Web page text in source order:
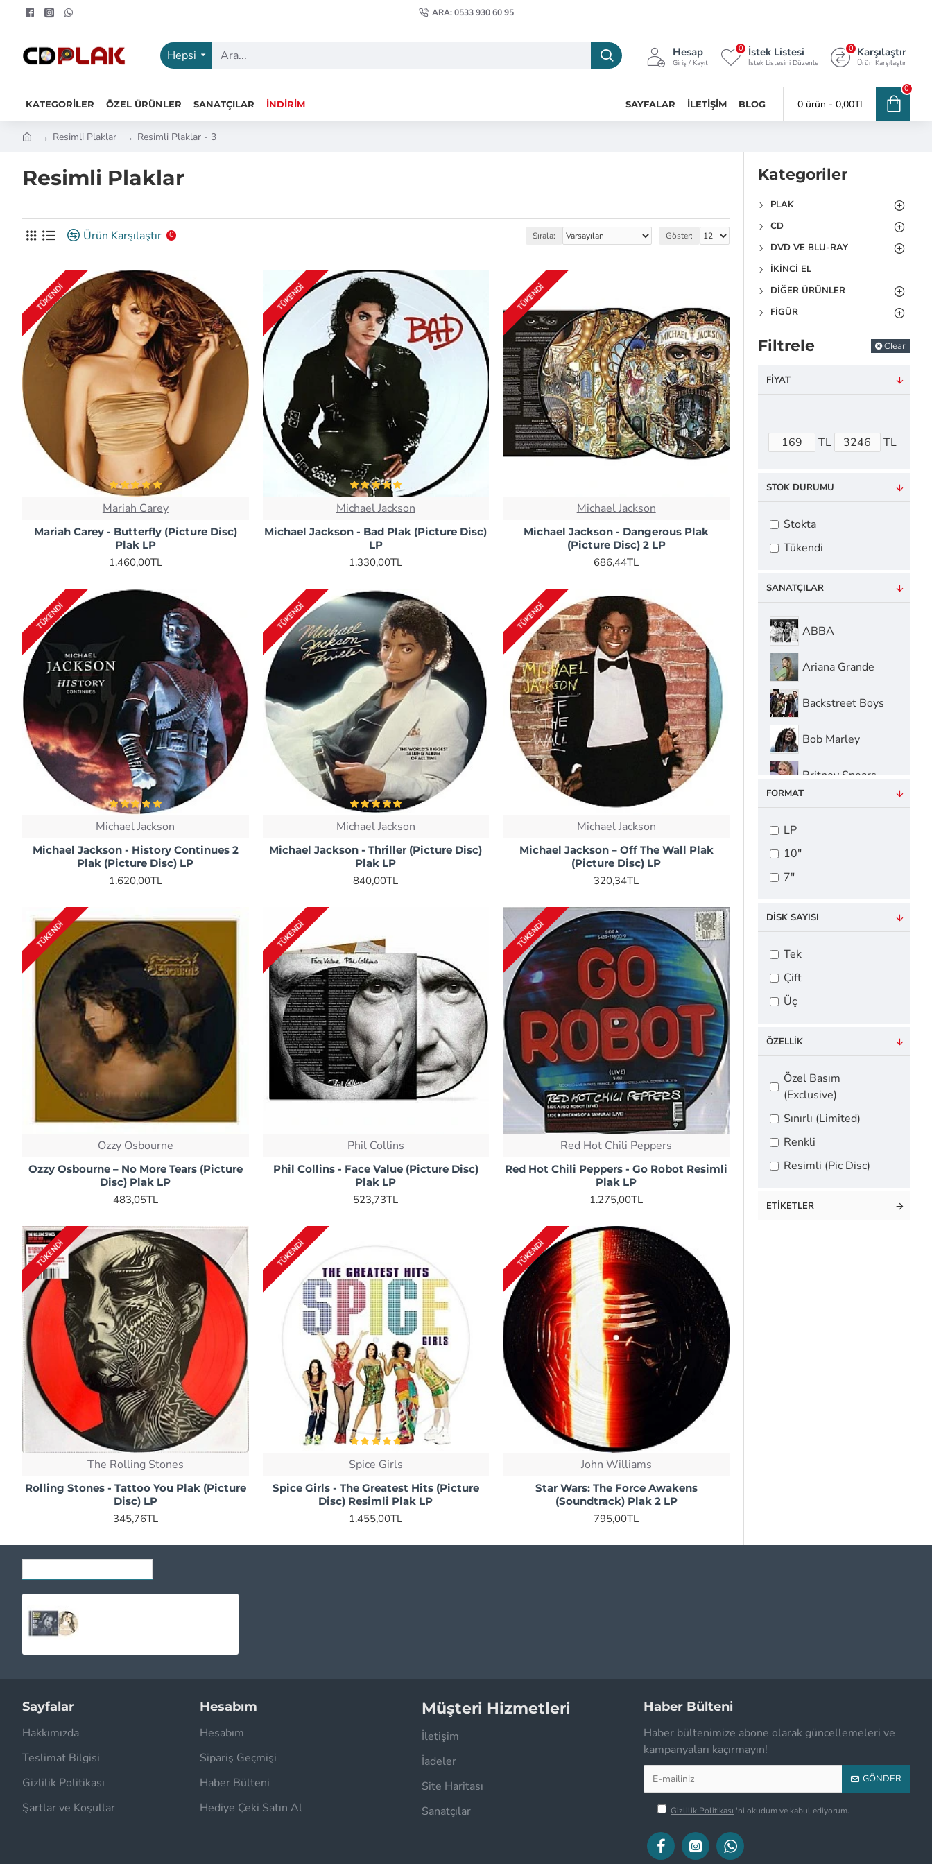
ARA: 0533 930 60 95
Hepsi Hesap
Giriş / Kayıt
İstek Listesi
İstek Listesini Düzenle
0 Karşılaştır
Ürün Karşılaştır
0
KATEGORILER ÖZEL ÜRÜNLER SANATÇILAR İNDIRIM SAYFALAR İLETIŞIM BLOG 0 ürün - 0,00TL
0
Resimli Plaklar Resimli Plaklar - 3
Resimli Plaklar
Ürün Karşılaştır 0 Sırala: Göster:
TÜKENDI
Mariah Carey
Mariah Carey - Butterfly (Picture Disc)
Plak LP
1.460,00TL
TÜKENDI
Michael Jackson
Michael Jackson - Bad Plak (Picture Disc)
LP
1.330,00TL
TÜKENDI
Michael Jackson
Michael Jackson - Dangerous Plak
(Picture Disc) 2 LP
686,44TL
TÜKENDI
Michael Jackson
Michael Jackson - History Continues 2
Plak (Picture Disc) LP
1.620,00TL
TÜKENDI
Michael Jackson
Michael Jackson - Thriller (Picture Disc)
Plak LP
840,00TL
TÜKENDI
Michael Jackson
Michael Jackson ‎– Off The Wall Plak
(Picture Disc) LP
320,34TL
TÜKENDI
Ozzy Osbourne
Ozzy Osbourne – No More Tears (Picture
Disc) Plak LP
483,05TL
TÜKENDI
Phil Collins
Phil Collins - Face Value (Picture Disc)
Plak LP
523,73TL
TÜKENDI
Red Hot Chili Peppers
Red Hot Chili Peppers - Go Robot Resimli
Plak LP
1.275,00TL
TÜKENDI
The Rolling Stones
Rolling Stones - Tattoo You Plak (Picture
Disc) LP
345,76TL
TÜKENDI
Spice Girls
Spice Girls - The Greatest Hits (Picture
Disc) Resimli Plak LP
1.455,00TL
TÜKENDI
John Williams
Star Wars: The Force Awakens
(Soundtrack) Plak 2 LP
795,00TL
Kategoriler
PLAK
CD
DVD VE BLU-RAY
İKINCI EL
DIĞER ÜRÜNLER
FIGÜR
Filtrele Clear
FIYAT
TL TL
SANATÇILAR
ABBA
Ariana Grande
Backstreet Boys
Bob Marley
Britney Spears
Christina
Elton John
Göransson
Mariah Carey
The Cranberries
Tribulation
Various
Trio
FORMAT
LP
10"
7"
DISK SAYISI
Tek
Çift
Üç
ÖZELLIK
Özel Basım
(Exclusive)
Sınırlı (Limited)
Renkli
Resimli (Pic Disc)
ETIKETLER
STOK DURUMU
Stokta
Tükendi
Sayfalar
Hakkımızda
Teslimat Bilgisi
Gizlilik Politikası
Şartlar ve Koşullar
Hesabım
Hesabım
Sipariş Geçmişi
Haber Bülteni
Hediye Çeki Satın Al
Müşteri Hizmetleri
İletişim
İadeler
Site Haritası
Sanatçılar
Haber Bülteni
Haber bültenimize abone olarak güncellemeleri ve
kampanyaları kaçırmayın!
GÖNDER
Gizlilik Politikası 'ni okudum ve kabul ediyorum.